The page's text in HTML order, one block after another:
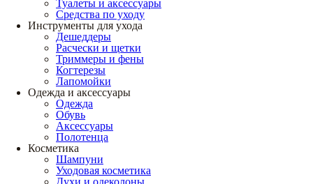
Туалеты и аксессуары
Средства по уходу
Инструменты для ухода
Дешеддеры
Расчески и щетки
Триммеры и фены
Когтерезы
Лапомойки
Одежда и аксессуары
Одежда
Обувь
Аксессуары
Полотенца
Косметика
Шампуни
Уходовая косметика
Духи и одеколоны